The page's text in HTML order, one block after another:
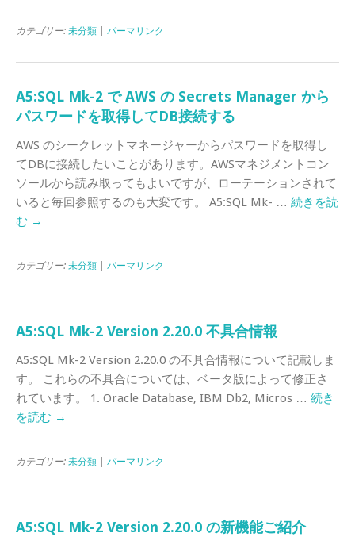
カテゴリー: 未分類 パーマリンク
A5:SQL Mk-2 で AWS の Secrets Manager から
パスワードを取得してDB接続する
AWS のシークレットマネージャーからパスワードを取得し
てDBに接続したいことがあります。AWSマネジメントコン
ソールから読み取ってもよいですが、ローテーションされて
いると毎回参照するのも大変です。 A5:SQL Mk- … 続きを読
む →
カテゴリー: 未分類 パーマリンク
A5:SQL Mk-2 Version 2.20.0 不具合情報
A5:SQL Mk-2 Version 2.20.0 の不具合情報について記載しま
す。 これらの不具合については、ベータ版によって修正さ
れています。 1. Oracle Database, IBM Db2, Micros … 続き
を読む →
カテゴリー: 未分類 パーマリンク
A5:SQL Mk-2 Version 2.20.0 の新機能ご紹介